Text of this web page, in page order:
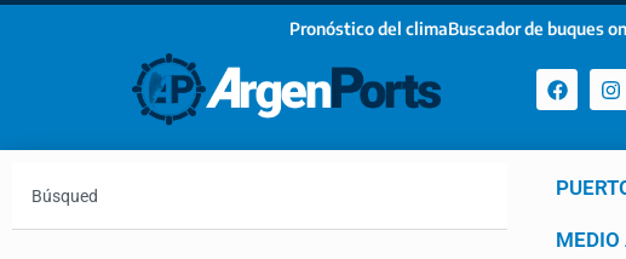
Pronóstico del climaBuscador de buques
YPF
¡Sumate a nuestro Newsletter!
Email